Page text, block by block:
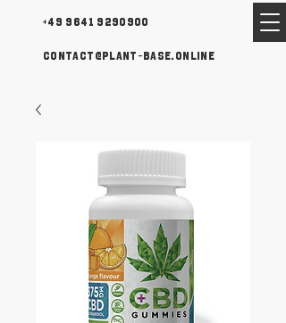
+49 9641 9290900
contact@plant-base.online